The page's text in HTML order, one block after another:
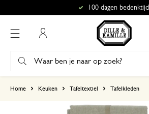
100 dagen bedenktijd
Home Keuken Tafeltextiel Tafelkleden
4